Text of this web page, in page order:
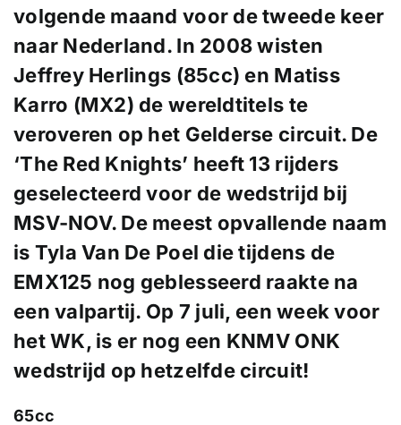
volgende maand voor de tweede keer
naar Nederland. In 2008 wisten
Jeffrey Herlings (85cc) en Matiss
Karro (MX2) de wereldtitels te
veroveren op het Gelderse circuit. De
‘The Red Knights’ heeft 13 rijders
geselecteerd voor de wedstrijd bij
MSV-NOV. De meest opvallende naam
is Tyla Van De Poel die tijdens de
EMX125 nog geblesseerd raakte na
een valpartij. Op 7 juli, een week voor
het WK, is er nog een KNMV ONK
wedstrijd op hetzelfde circuit!
65cc